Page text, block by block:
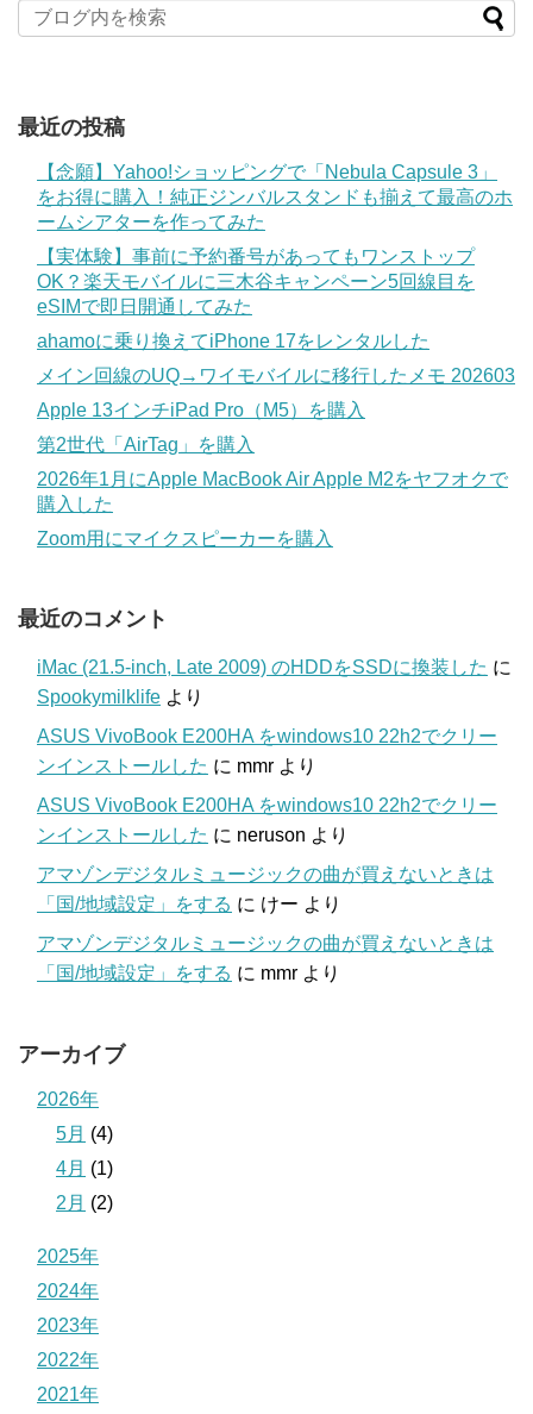
最近の投稿
【念願】Yahoo!ショッピングで「Nebula Capsule 3」
をお得に購入！純正ジンバルスタンドも揃えて最高のホ
ームシアターを作ってみた
【実体験】事前に予約番号があってもワンストップ
OK？楽天モバイルに三木谷キャンペーン5回線目を
eSIMで即日開通してみた
ahamoに乗り換えてiPhone 17をレンタルした
メイン回線のUQ→ワイモバイルに移行したメモ 202603
Apple 13インチiPad Pro（M5）を購入
第2世代「AirTag」を購入
2026年1月にApple MacBook Air Apple M2をヤフオクで
購入した
Zoom用にマイクスピーカーを購入
最近のコメント
iMac (21.5-inch, Late 2009) のHDDをSSDに換装した に
Spookymilklife より
ASUS VivoBook E200HA をwindows10 22h2でクリー
ンインストールした に mmr より
ASUS VivoBook E200HA をwindows10 22h2でクリー
ンインストールした に neruson より
アマゾンデジタルミュージックの曲が買えないときは
「国/地域設定」をする に けー より
アマゾンデジタルミュージックの曲が買えないときは
「国/地域設定」をする に mmr より
アーカイブ
2026年
5月 (4)
4月 (1)
2月 (2)
2025年
2024年
2023年
2022年
2021年